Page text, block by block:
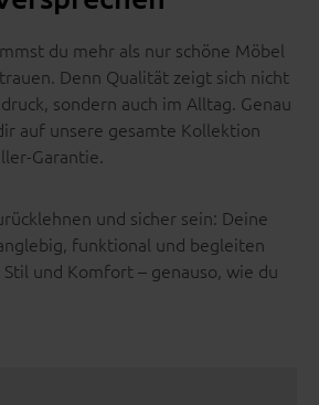
du mehr als nur schöne Möbel
Denn Qualität zeigt sich nicht
sondern auch im Alltag. Genau
auf unsere gesamte Kollektion
Garantie.
und sicher sein: Deine
funktional und begleiten
und Komfort – genauso, wie du